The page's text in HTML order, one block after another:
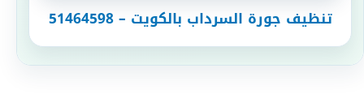
تنظيف جورة السرداب بالكويت – 51464598